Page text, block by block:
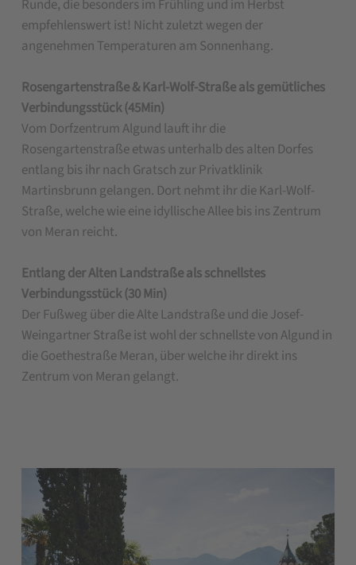
Runde, die besonders im Frühling und im Herbst
empfehlenswert ist! Nicht zuletzt wegen der
angenehmen Temperaturen am Sonnenhang.
Rosengartenstraße & Karl-Wolf-Straße als gemütliches
Verbindungsstück (45Min)
Vom Dorfzentrum Algund lauft ihr die
Rosengartenstraße etwas unterhalb des alten Dorfes
entlang bis ihr nach Gratsch zur Privatklinik
Martinsbrunn gelangen. Dort nehmt ihr die Karl-Wolf-
Straße, welche wie eine idyllische Allee bis ins Zentrum
von Meran reicht.
Entlang der Alten Landstraße als schnellstes
Verbindungsstück (30 Min)
Der Fußweg über die Alte Landstraße und die Josef-
Weingartner Straße ist wohl der schnellste von Algund in
die Goethestraße Meran, über welche ihr direkt ins
Zentrum von Meran gelangt.